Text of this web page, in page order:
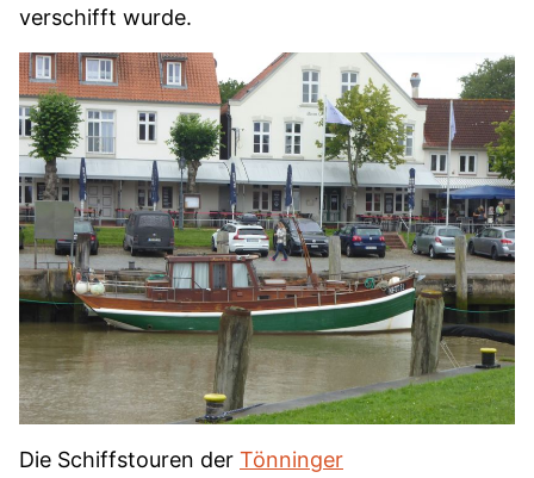
verschifft wurde.
Die Schiffstouren der Tönninger